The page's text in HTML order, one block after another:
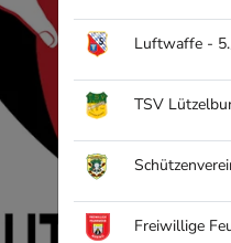
Luftwaffe -
TSV
Freiwillige